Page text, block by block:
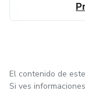
El contenido de
Si ves